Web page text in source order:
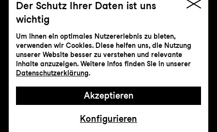
YouTube
Presse
© Genossenschaft Konzert und Theater
St.Gallen
Impressum
Datenschutz AGB Intranet
Der Schutz Ihrer Daten ist uns
wichtig
Um Ihnen ein optimales Nutzererlebnis zu bieten,
verwenden wir Cookies. Diese helfen uns, die Nutzung
unserer Website besser zu verstehen und relevante
Inhalte anzuzeigen. Weitere Infos finden Sie in unserer
Datenschutzerklärung.
Akzeptieren
Konfigurieren